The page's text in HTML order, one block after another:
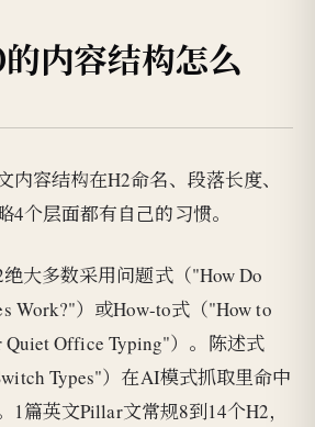
内容结构怎么
内容结构在H2命名、段落长度、
4个层面都有自己的习惯。
大多数采用问题式（"How Do
Work?"）或How-to式（"How to
Quiet Office Typing"）。陈述式
Types"）在AI模式抓取里命中
1篇英文Pillar文常规8到14个H2，